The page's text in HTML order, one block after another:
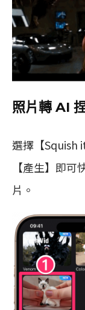
照片轉 AI
選擇【Squish
【產生】即
片。